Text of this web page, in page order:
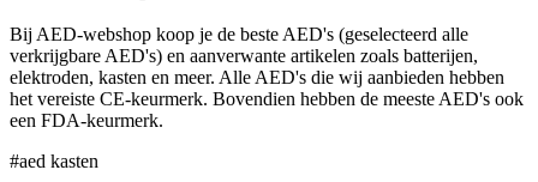
Bij AED-webshop koop je de beste AED's (geselecteerd alle
verkrijgbare AED's) en aanverwante artikelen zoals batterijen,
elektroden, kasten en meer. Alle AED's die wij aanbieden hebben
het vereiste CE-keurmerk. Bovendien hebben de meeste AED's ook
een FDA-keurmerk.
#aed kasten